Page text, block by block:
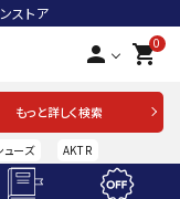
ストア
person 0
shopping_cart
もっと詳しく検索
ューズ AKTR